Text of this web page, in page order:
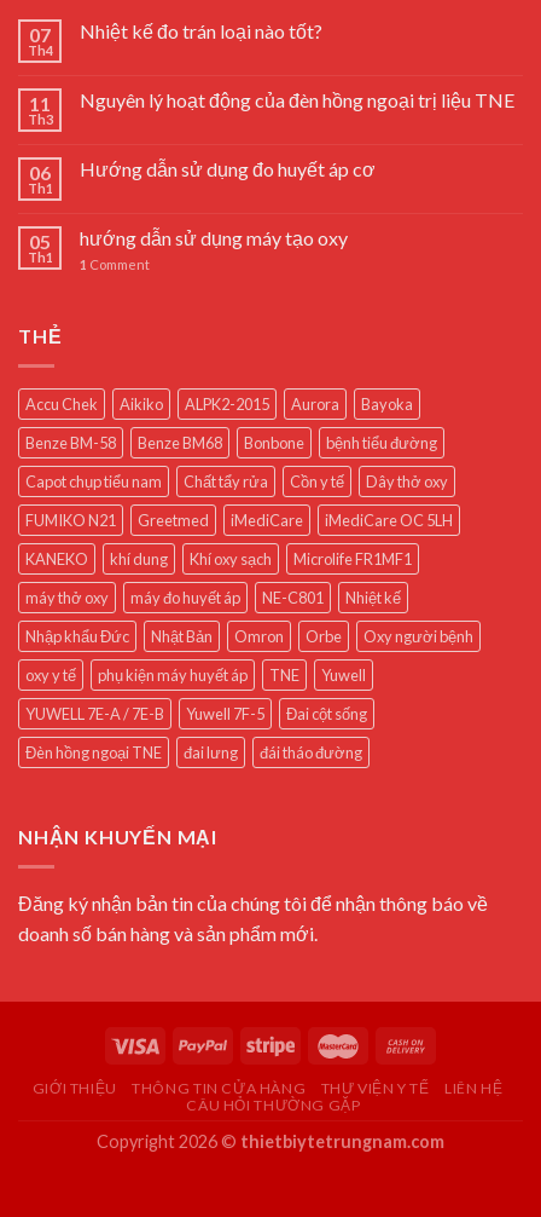
07
Th4
Nhiệt kế đo trán loại nào tốt?
11
Th3
Nguyên lý hoạt động của đèn hồng ngoại trị liệu TNE
06
Th1
Hướng dẫn sử dụng đo huyết áp cơ
05
Th1
hướng dẫn sử dụng máy tạo oxy
1 Comment
THẺ
Accu Chek Aikiko ALPK2-2015 Aurora
Bayoka
Benze BM-58
Benze BM68 Bonbone
bệnh tiểu đường
Capot chụp tiểu nam
Chất tẩy rửa Cồn y tế
Dây thở oxy
FUMIKO N21
Greetmed iMediCare
iMediCare OC 5LH
KANEKO
khí dung Khí oxy sạch
Microlife FR1MF1
máy thở oxy
máy đo huyết áp NE-C801
Nhiệt kế
Nhập khẩu Đức
Nhật Bản Omron Orbe
Oxy người bệnh
oxy y tế
phụ kiện máy huyết áp TNE
Yuwell
YUWELL 7E-A / 7E-B
Yuwell 7F-5
Đai cột sống
Đèn hồng ngoại TNE
đai lưng đái tháo đường
NHẬN KHUYẾN MẠI
Đăng ký nhận bản tin của chúng tôi để nhận thông báo về
doanh số bán hàng và sản phẩm mới.
GIỚI THIỆU THÔNG TIN CỬA HÀNG THƯ VIỆN Y TẾ
LIÊN HỆ
CÂU HỎI THƯỜNG GẶP
Copyright 2026 © thietbiytetrungnam.com